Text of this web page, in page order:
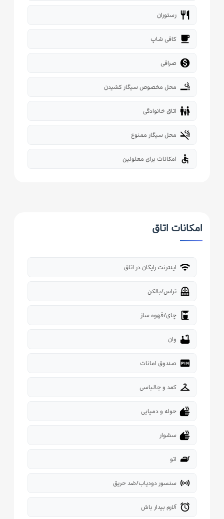
restaurant رستوران
local_cafe کافی شاپ
 صرافی
smoking_rooms محل مخصوص سیگار کشیدن
family_restroom اتاق خانوادگی
smoke_free محل سیگار ممنوع
accessible امکانات برای معلولین
امکانات اتاق
wifi اینترنت رایگان در اتاق
balcony تراس/بالکن
coffee_maker چای/قهوه ساز
bathtub وان
fiber_pin صندوق امانات
checkroom کمد و جالباسی
dry حوله و دمپایی
dry سشوار
iron اتو
sensors سنسور دودیاب/ضد حریق
alarm آلارم بیدار باش